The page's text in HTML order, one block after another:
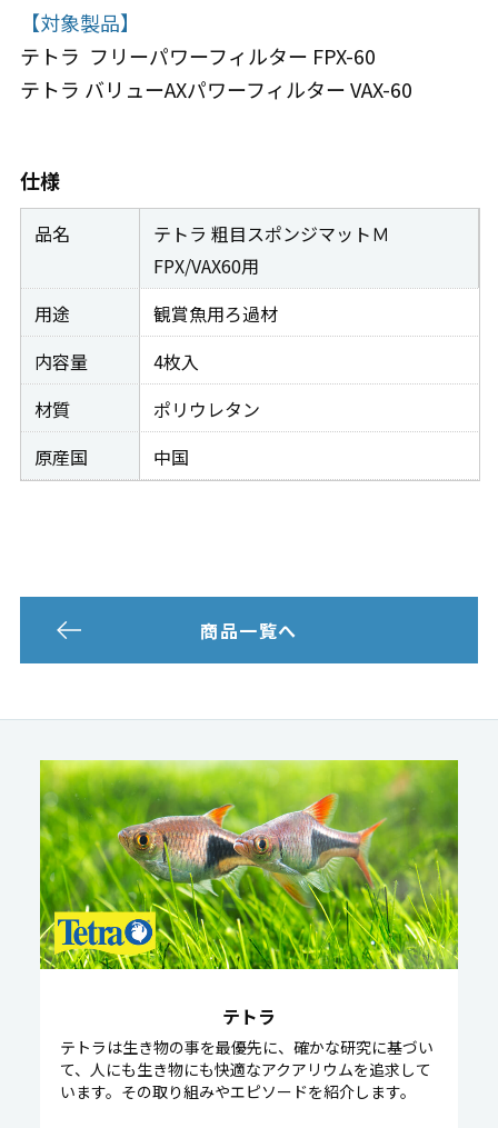
【対象製品】
テトラ フリーパワーフィルター FPX-60
テトラ バリューAXパワーフィルター VAX-60
仕様
品名
テトラ 粗目スポンジマットＭ
FPX/VAX60用
用途
観賞魚用ろ過材
内容量
4枚入
材質
ポリウレタン
原産国
中国
商品一覧へ
テトラ
テトラは生き物の事を最優先に、確かな研究に基づい
て、人にも生き物にも快適なアクアリウムを追求して
います。その取り組みやエピソードを紹介します。